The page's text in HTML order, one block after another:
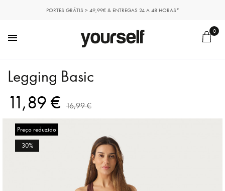
PORTES GRÁTIS > 49,99€ & ENTREGAS 24 A 48 HORAS*

0
Legging Basic
11,89 € 16,99 €
Preço reduzido
30%